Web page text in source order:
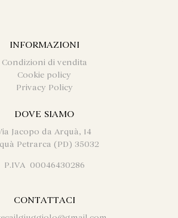
INFORMAZIONI
Condizioni di vendita
Cookie policy
Privacy Policy
DOVE SIAMO
Jacopo da Arquà, 14
Petrarca (PD) 35032
P.IVA 00046430286
CONTATTACI